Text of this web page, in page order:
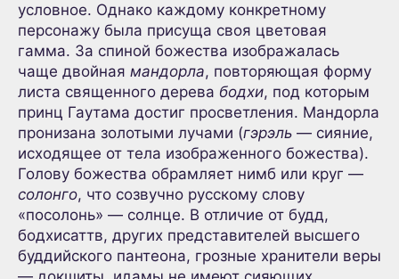
условное. Однако каждому конкретному
персонажу была присуща своя цветовая
гамма. За спиной божества изображалась
чаще двойная мандорла, повторяющая форму
листа священного дерева бодхи, под которым
принц Гаутама достиг просветления. Мандорла
пронизана золотыми лучами (гэрэль — сияние,
исходящее от тела изображенного божества).
Голову божества обрамляет нимб или круг —
солонго, что созвучно русскому слову
«посолонь» — солнце. В отличие от будд,
бодхисаттв, других представителей высшего
буддийского пантеона, грозные хранители веры